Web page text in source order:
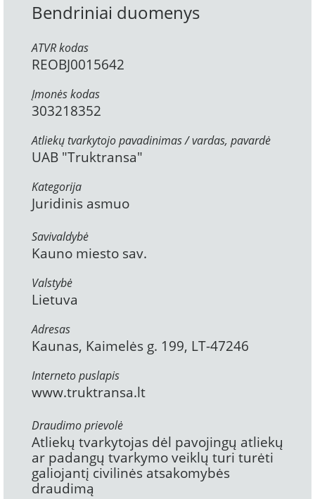
Bendriniai duomenys
ATVR kodas
REOBJ0015642
Įmonės kodas
303218352
Atliekų tvarkytojo pavadinimas / vardas, pavardė
UAB "Truktransa"
Kategorija
Juridinis asmuo
Savivaldybė
Kauno miesto sav.
Valstybė
Lietuva
Adresas
Kaunas, Kaimelės g. 199, LT-47246
Interneto puslapis
www.truktransa.lt
Draudimo prievolė
Atliekų tvarkytojas dėl pavojingų atliekų
ar padangų tvarkymo veiklų turi turėti
galiojantį civilinės atsakomybės
draudimą